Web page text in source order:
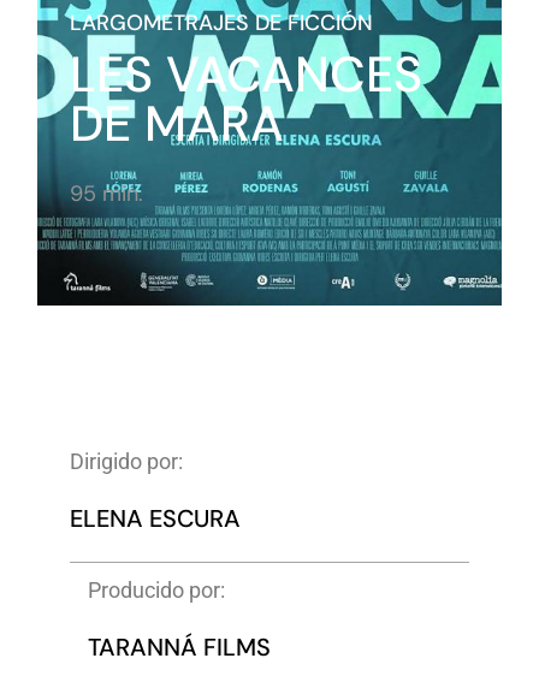
LARGOMETRAJES DE FICCIÓN
LES VACANCES
DE MARA
95 min.
Dirigido por:
ELENA ESCURA
Producido por:
TARANNÁ FILMS